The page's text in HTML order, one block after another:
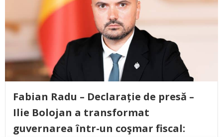
Fabian Radu – Declarație de presă –
Ilie Bolojan a transformat
guvernarea într-un coşmar fiscal: